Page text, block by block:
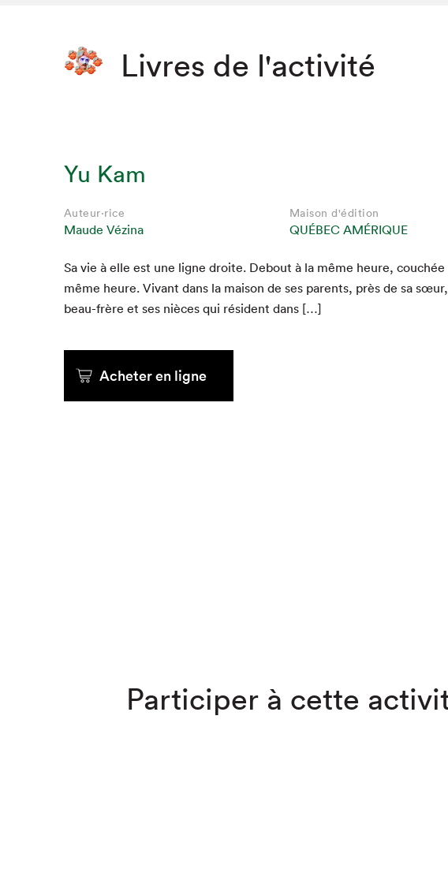
Que cherchez-
Livres de l'activité
Yu Kam
Auteur·rice
Maude Vézina
Maison d'édition
QUÉBEC AMÉRIQUE
Sa vie à elle est une ligne droite. Debout à la même heure, couchée
même heure. Vivant dans la mai­son de ses par­ents, près de sa
beau-frère et ses nièces qui rési­dent dans […]
Acheter en ligne
Participer à cette